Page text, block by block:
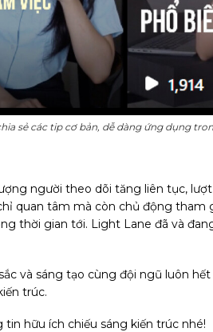
sẻ các tip cơ bản, dễ dàng ứng dụng
người theo dõi tăng liên tục,
quan tâm mà còn chủ động tham
thời gian tới. Light Lane đã và
và sáng tạo cùng đội ngũ luôn
trúc.
hữu ích chiếu sáng kiến trúc nhé!